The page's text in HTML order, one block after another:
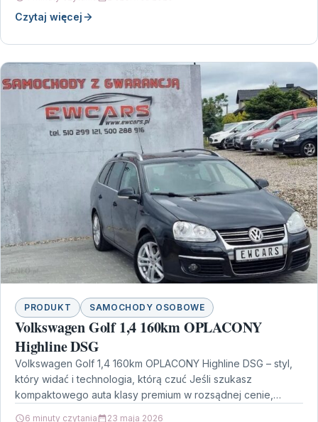
Czytaj więcej
PRODUKT SAMOCHODY OSOBOWE
Volkswagen Golf 1,4 160km OPLACONY
Highline DSG
Volkswagen Golf 1,4 160km OPLACONY Highline DSG – styl,
który widać i technologia, którą czuć Jeśli szukasz
kompaktowego auta klasy premium w rozsądnej cenie,…
6 minuty czytania 23 maja 2026